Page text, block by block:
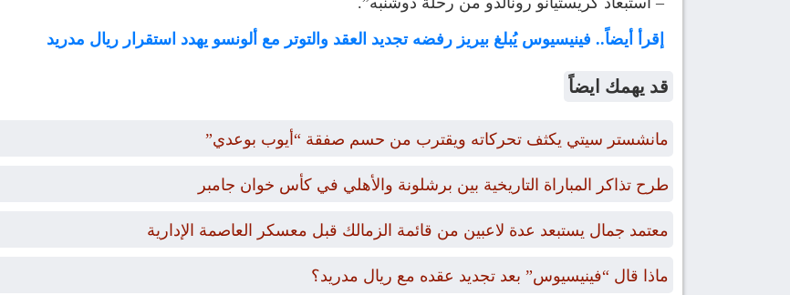
إقرأ أيضاً.. فينيسيوس يُبلغ بيريز رفضه تجديد العقد والتوتر مع ألونسو يهدد استقرار ريال مدريد
قد يهمك ايضاً
مانشستر سيتي يكثف تحركاته ويقترب من حسم صفقة “أيوب بوعدي”
طرح تذاكر المباراة التاريخية بين برشلونة والأهلي في كأس خوان جامبر
معتمد جمال يستبعد عدة لاعبين من قائمة الزمالك قبل معسكر العاصمة الإدارية
ماذا قال “فينيسيوس” بعد تجديد عقده مع ريال مدريد؟